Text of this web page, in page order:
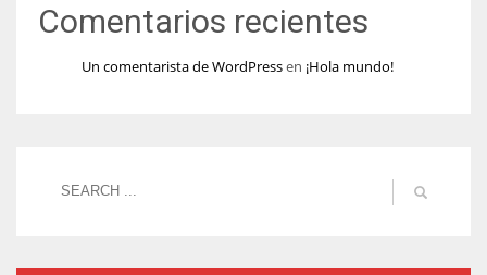
Comentarios recientes
Un comentarista de WordPressen ¡Hola mundo!